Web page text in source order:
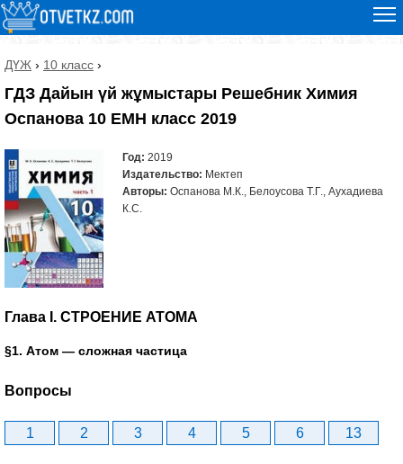
ДҮЖ › 10 класс ›
ГДЗ Дайын үй жұмыстары Решебник Химия
Оспанова 10 ЕМН класс 2019
Год: 2019
Издательство: Мектеп
Авторы: Оспанова М.К., Белоусова Т.Г., Аухадиева
К.С.
Глава I. СТРОЕНИЕ АТОМА
§1. Атом — сложная частица
Вопросы
1 2 3 4 5 6 13